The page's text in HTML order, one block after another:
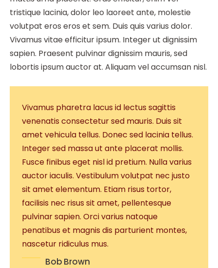
tristique lacinia, dolor leo laoreet ante, molestie
volutpat eros eros et sem. Duis quis varius dolor.
Vivamus vitae efficitur ipsum. Integer ut dignissim
sapien. Praesent pulvinar dignissim mauris, sed
lobortis ipsum auctor at. Aliquam vel accumsan nisl.
Vivamus pharetra lacus id lectus sagittis
venenatis consectetur sed mauris. Duis sit
amet vehicula tellus. Donec sed lacinia tellus.
Integer sed massa ut ante placerat mollis.
Fusce finibus eget nisl id pretium. Nulla varius
auctor iaculis. Vestibulum volutpat nec justo
sit amet elementum. Etiam risus tortor,
facilisis nec risus sit amet, pellentesque
pulvinar sapien. Orci varius natoque
penatibus et magnis dis parturient montes,
nascetur ridiculus mus.
Bob Brown